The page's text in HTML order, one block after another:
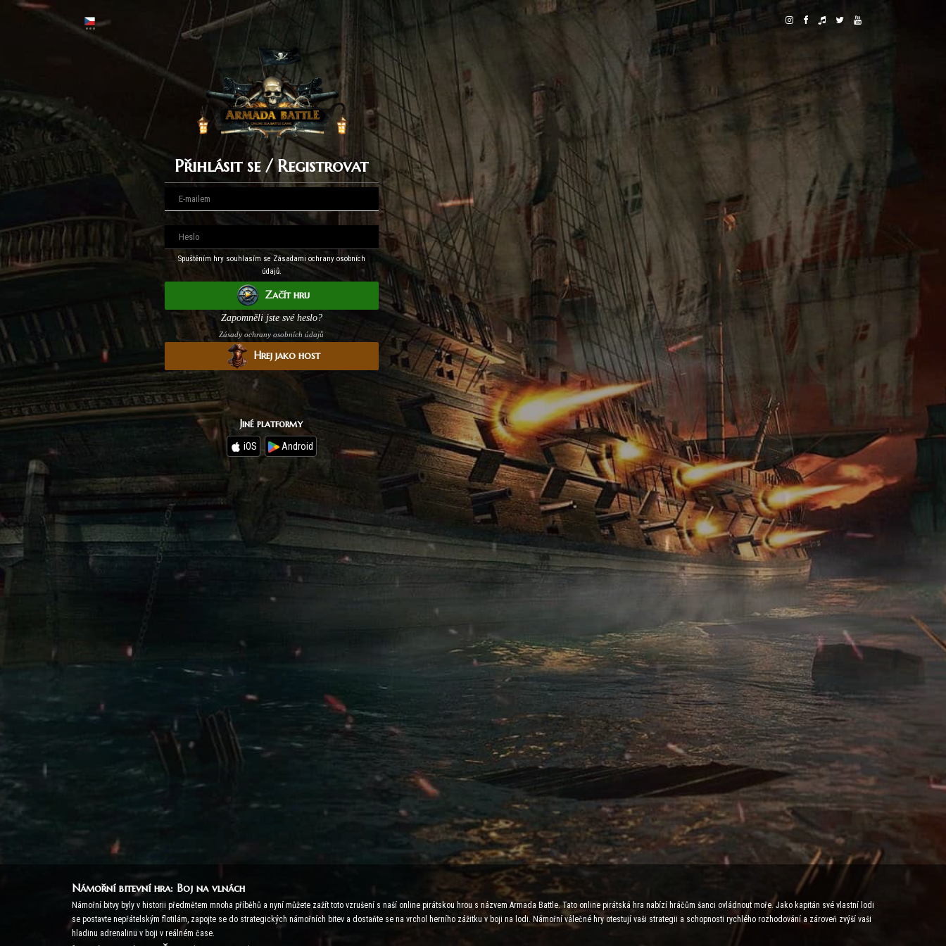
Přihlásit se / Registrovat
Spuštěním hry souhlasím se Zásadami ochrany osobních
údajů.
Začít hru
Zapomněli jste své heslo?
Zásady ochrany osobních údajů
Hrej jako host
Jiné platformy
iOS Android
Námořní bitevní hra: Boj na vlnách
Námořní bitvy byly v historii předmětem mnoha příběhů a nyní můžete zažít toto vzrušení s naší online pirátskou hrou s názvem Armada Battle. Tato online pirátská hra nabízí hráčům šanci ovládnout moře. Jako kapitán své vlastní lodi
se postavte nepřátelským flotilám, zapojte se do strategických námořních bitev a dostaňte se na vrchol herního zážitku v boji na lodi. Námořní válečné hry otestují vaši strategii a schopnosti rychlého rozhodování a zároveň zvýší vaši
hladinu adrenalinu v boji v reálném čase.